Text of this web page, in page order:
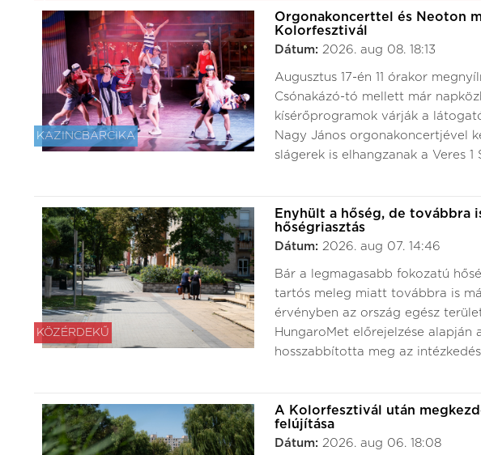
KAZINCBARCIKA
Orgonakoncerttel és Neoton
Kolorfesztivál
Dátum: 2026. aug 08. 18:13
Augusztus 17-én 11 órakor
Csónakázó-tó mellett már
kísérőprogramok várják a
Nagy János orgonakoncertjével
slágerek is elhangzanak a Veres 1
KÖZÉRDEKŰ
Enyhült a hőség, de továbbra
hőségriasztás
Dátum: 2026. aug 07. 14:46
Bár a legmagasabb fokozatú
tartós meleg miatt továbbra is
érvényben az ország egész
HungaroMet előrejelzése alapján
hosszabbította meg az
A Kolorfesztivál után
felújítása
Dátum: 2026. aug 06. 18:08